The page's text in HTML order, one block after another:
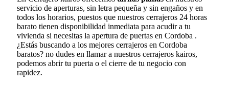
servicio de aperturas, sin letra pequeña y sin engaños y en
todos los horarios, puestos que nuestros cerrajeros 24 horas
barato tienen disponibilidad inmediata para acudir a tu
vivienda si necesitas la apertura de puertas en Cordoba .
¿Estás buscando a los mejores cerrajeros en Cordoba
baratos? no dudes en llamar a nuestros cerrajeros kairos,
podemos abrir tu puerta o el cierre de tu negocio con
rapidez.